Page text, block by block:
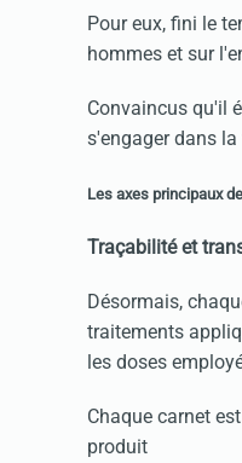
Pour eux, fini le
hommes et sur
Convaincus qu'il
s'engager dans
Les axes principaux
Traçabilité et
Désormais,
traitements
les doses
Chaque carnet
produit